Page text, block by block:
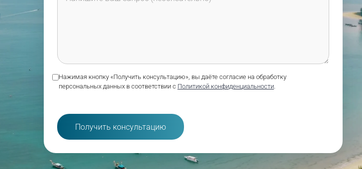
Нажимая кнопку «Получить консультацию», вы даёте согласие на обработку
персональных данных в соответствии с Политикой конфиденциальности.